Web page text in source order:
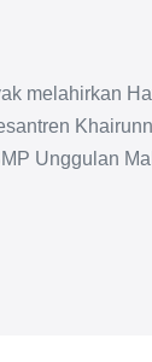
melahirkan
Unggulan